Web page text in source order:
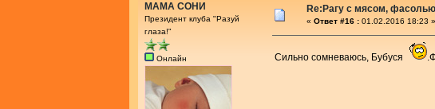
МАМА СОНИ
Президент клуба "Разуй
глаза!"
Онлайн
Re:Рагу с мясом,
« Ответ #16 : 01.02.2016 18:23 »
Сильно сомневаюсь, Бубуся